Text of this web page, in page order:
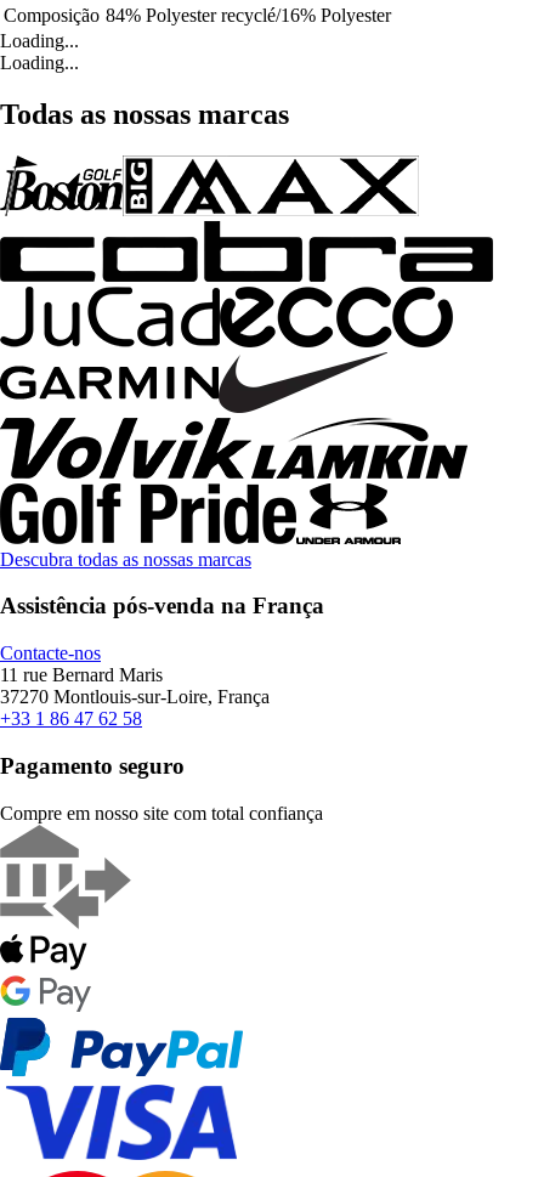
Composição 84% Polyester recyclé/16% Polyester
Loading...
Loading...
Todas as nossas marcas
Descubra todas as nossas marcas
Assistência pós-venda na França
Contacte-nos
11 rue Bernard Maris
37270 Montlouis-sur-Loire, França
+33 1 86 47 62 58
Pagamento seguro
Compre em nosso site com total confiança